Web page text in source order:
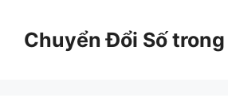
Chuyển Đổi Số trong